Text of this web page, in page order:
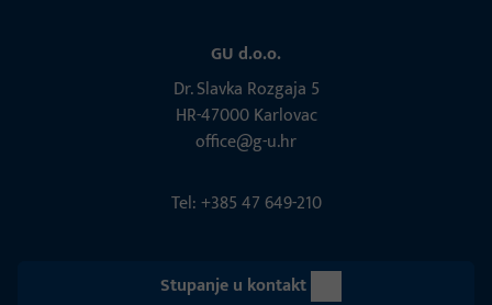
GU d.o.o.
Dr. Slavka Rozgaja 5
HR-47000 Karlovac
office@g-u.hr
Tel: +385 47 649-210
Stupanje u kontakt